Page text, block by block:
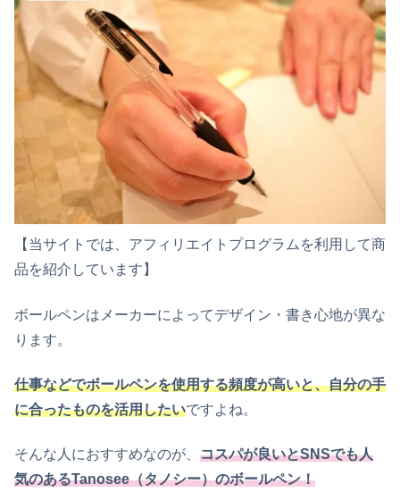
【当サイトでは、アフィリエイトプログラムを利用して商
品を紹介しています】
ボールペンはメーカーによってデザイン・書き心地が異な
ります。
仕事などでボールペンを使用する頻度が高いと、自分の手
に合ったものを活用したいですよね。
そんな人におすすめなのが、 コスパが良いとSNSでも人
気のあるTanosee（タノシー）のボールペン！